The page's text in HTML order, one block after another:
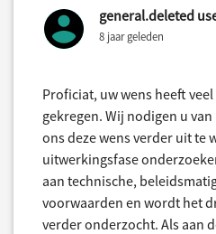
general.deleted
8 jaar geleden
Proficiat, uw wens heeft
gekregen. Wij nodigen u
ons deze wens verder uit te
uitwerkingsfase
aan technische,
voorwaarden en wordt het
verder onderzocht. Als aan